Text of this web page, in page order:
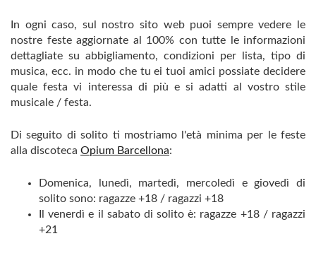
In ogni caso, sul nostro sito web puoi sempre vedere le
nostre feste aggiornate al 100% con tutte le informazioni
dettagliate su abbigliamento, condizioni per lista, tipo di
musica, ecc. in modo che tu ei tuoi amici possiate decidere
quale festa vi interessa di più e si adatti al vostro stile
musicale / festa.
Di seguito di solito ti mostriamo l'età minima per le feste
alla discoteca Opium Barcellona:
Domenica, lunedì, martedì, mercoledì e giovedì di
solito sono: ragazze +18 / ragazzi +18
Il venerdì e il sabato di solito è: ragazze +18 / ragazzi
+21